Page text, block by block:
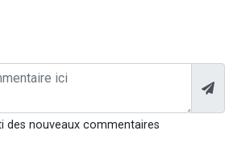
des nouveaux commentaires